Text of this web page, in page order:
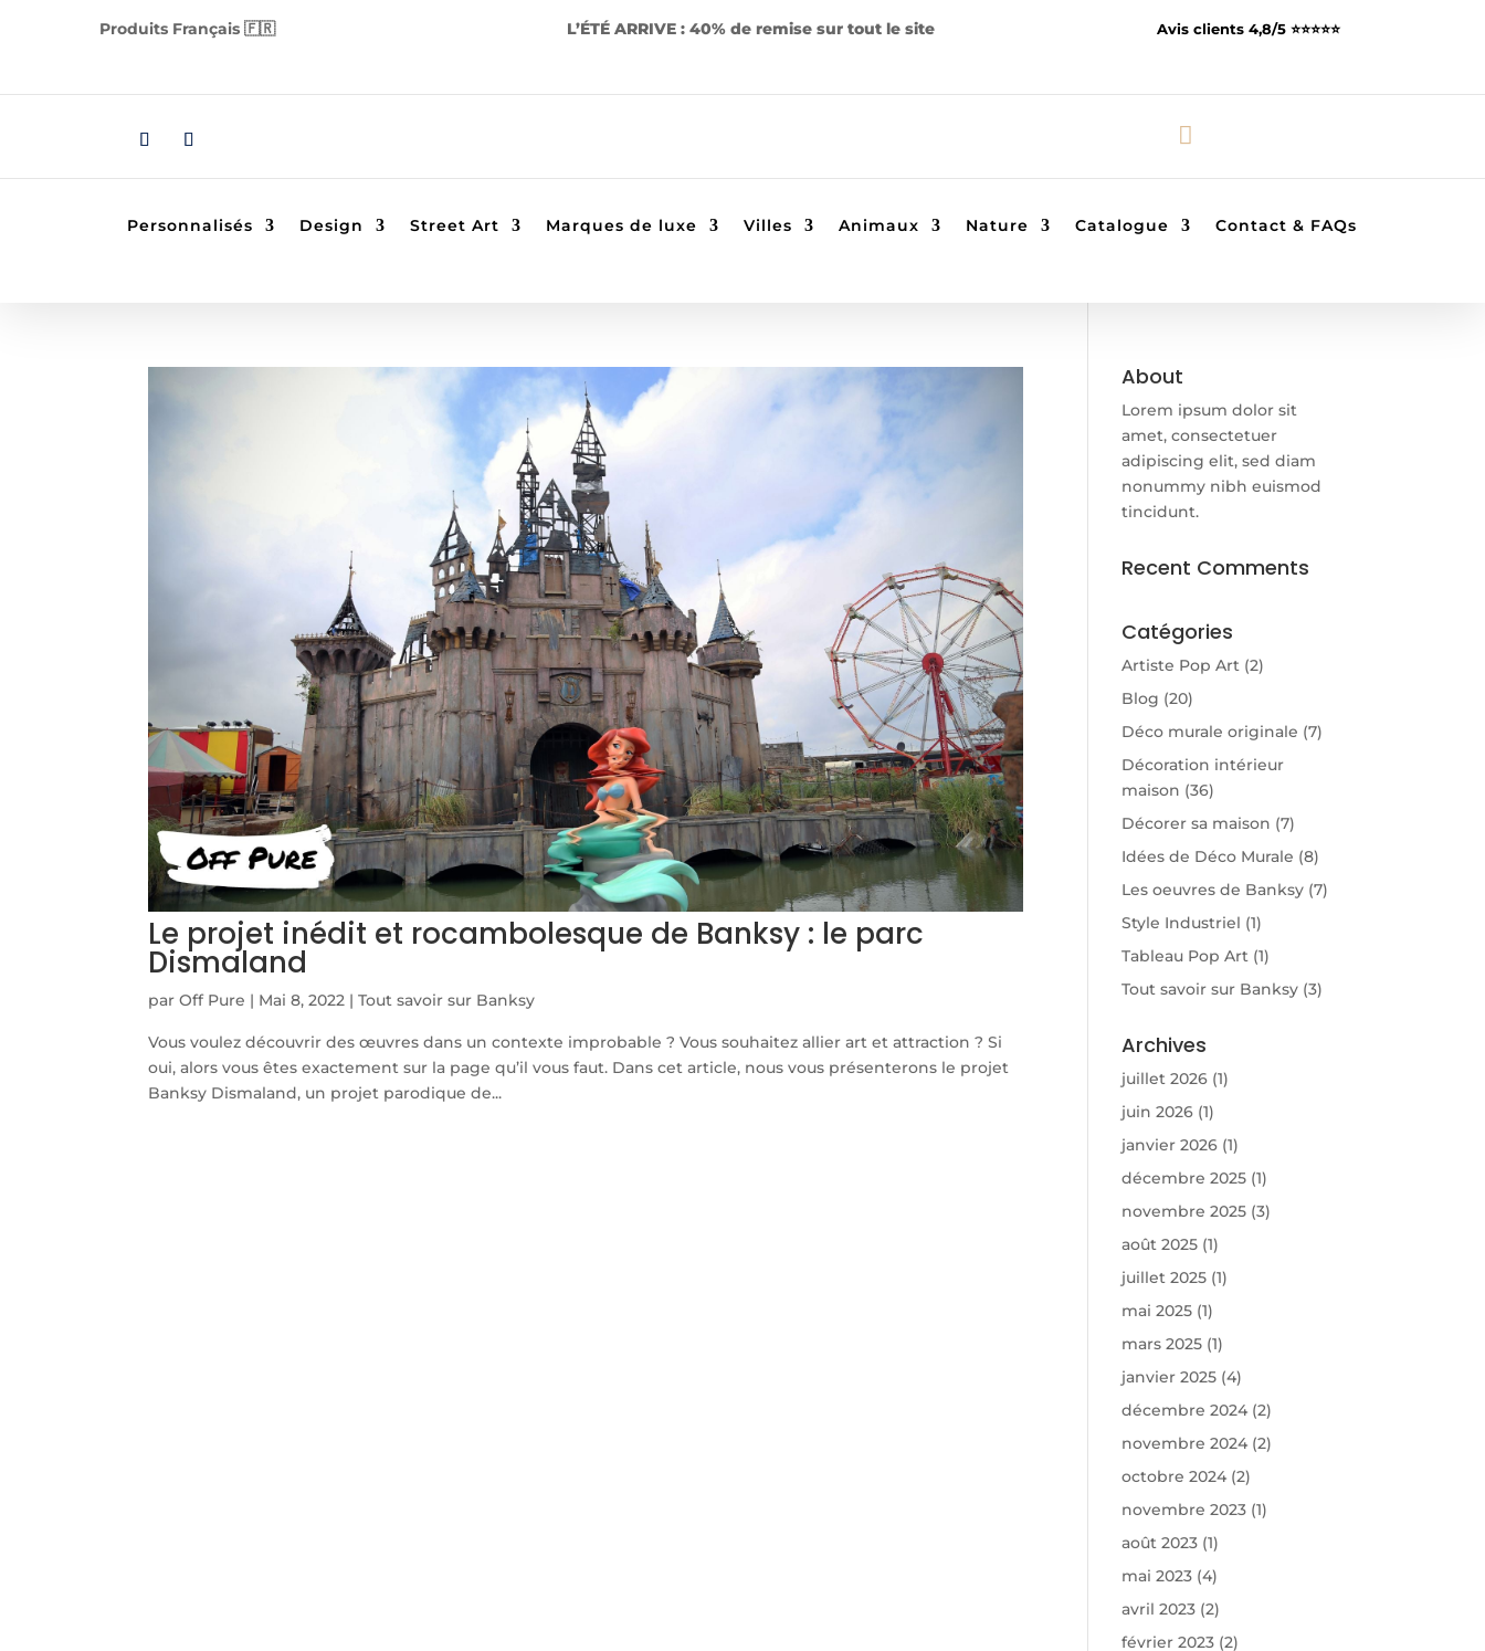
Produits Français 🇫🇷 L’ÉTÉ ARRIVE : 40% de remise sur tout le site Avis clients 4,8/5 ⭐️⭐️⭐️⭐️⭐️

Personnalisés Design Street Art Marques de luxe Villes Animaux Nature Catalogue Contact & FAQs
Le projet inédit et rocambolesque de Banksy : le parc
Dismaland
parOff Pure | Mai 8, 2022 |Tout savoir sur Banksy
Vous voulez découvrir des œuvres dans un contexte improbable ? Vous souhaitez allier art et attraction ? Si
oui, alors vous êtes exactement sur la page qu’il vous faut. Dans cet article, nous vous présenterons le projet
Banksy Dismaland, un projet parodique de...
About
Lorem ipsum dolor sit
amet, consectetuer
adipiscing elit, sed diam
nonummy nibh euismod
tincidunt.
Recent Comments
Catégories
Artiste Pop Art (2)
Blog (20)
Déco murale originale (7)
Décoration intérieur
maison (36)
Décorer sa maison (7)
Idées de Déco Murale (8)
Les oeuvres de Banksy (7)
Style Industriel (1)
Tableau Pop Art (1)
Tout savoir sur Banksy (3)
Archives
juillet 2026 (1)
juin 2026 (1)
janvier 2026 (1)
décembre 2025 (1)
novembre 2025 (3)
août 2025 (1)
juillet 2025 (1)
mai 2025 (1)
mars 2025 (1)
janvier 2025 (4)
décembre 2024 (2)
novembre 2024 (2)
octobre 2024 (2)
novembre 2023 (1)
août 2023 (1)
mai 2023 (4)
avril 2023 (2)
février 2023 (2)